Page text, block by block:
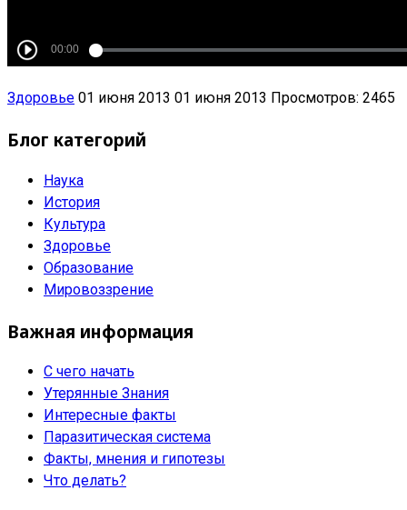
Здоровье 01 июня 2013 01 июня 2013 Просмотров: 2465
Блог категорий
Наука
История
Культура
Здоровье
Образование
Мировоззрение
Важная информация
С чего начать
Утерянные Знания
Интересные факты
Паразитическая система
Факты, мнения и гипотезы
Что делать?